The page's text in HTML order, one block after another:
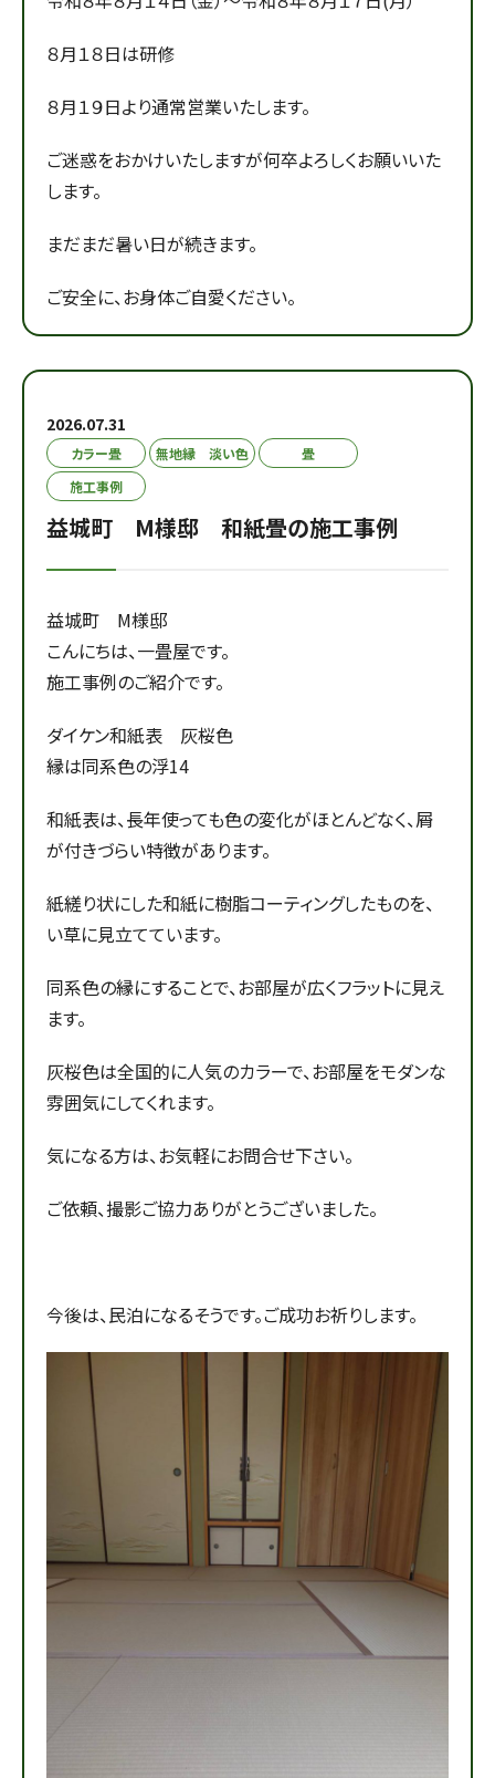
８月１８日は研修
８月１９日より通常営業いたします。
ご迷惑をおかけいたしますが何卒よろしくお願いいた
します。
まだまだ暑い日が続きます。
ご安全に、お身体ご自愛ください。
2026.07.31
カラー畳 無地縁 淡い色
畳
施工事例
益城町 M様邸 和紙畳の施工事例
益城町 M様邸
こんにちは、一畳屋です。
施工事例のご紹介です。
ダイケン和紙表 灰桜色
縁は同系色の浮14
和紙表は、長年使っても色の変化がほとんどなく、屑
が付きづらい特徴があります。
紙縒り状にした和紙に樹脂コーティングしたものを、
い草に見立てています。
同系色の縁にすることで、お部屋が広くフラットに見え
ます。
灰桜色は全国的に人気のカラーで、お部屋をモダンな
雰囲気にしてくれます。
気になる方は、お気軽にお問合せ下さい。
ご依頼、撮影ご協力ありがとうございました。
今後は、民泊になるそうです。ご成功お祈りします。